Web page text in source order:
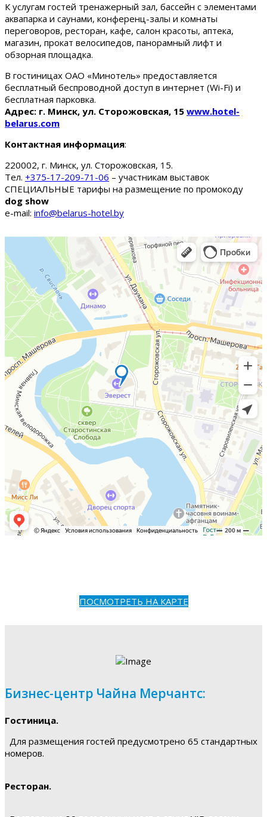
К услугам гостей тренажерный зал, бассейн с элементами
аквапарка и саунами, конференц-залы и комнаты
переговоров, ресторан, кафе, салон красоты, аптека,
магазин, прокат велосипедов, панорамный лифт и
обзорная площадка.
В гостиницах ОАО «Минотель» предоставляется
бесплатный беспроводной доступ в интернет (Wi-Fi) и
бесплатная парковка.
Адрес: г. Минск, ул. Сторожовская, 15 www.hotel-
belarus.com
Контактная информация:
220002, г. Минск, ул. Сторожовская, 15.
Тел. +375-17-209-71-06 – участникам выставок
СПЕЦИАЛЬНЫЕ тарифы на размещение по промокоду
dog show
e-mail: info@belarus-hotel.by
ПОСМОТРЕТЬ НА КАРТЕ
Бизнес-центр Чайна Мерчантс:
Гостиница.
Для размещения гостей предусмотрено 65 стандартных
номеров.
Ресторан.